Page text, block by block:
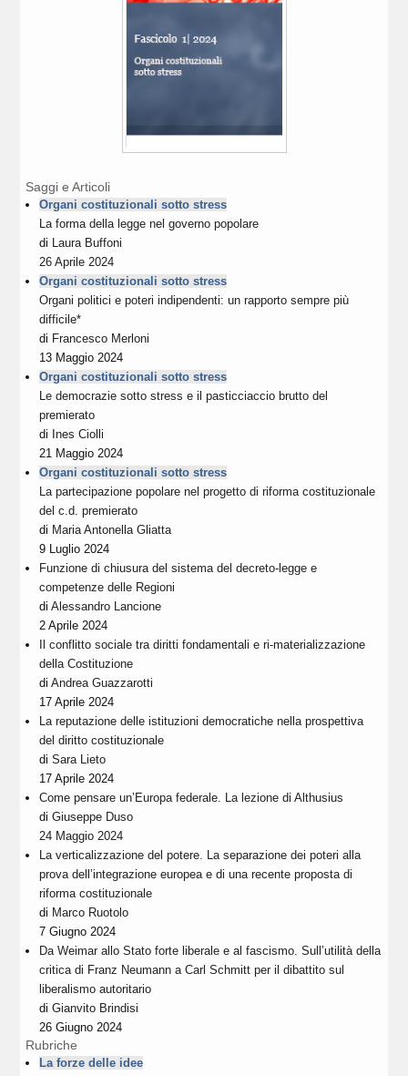
Saggi e Articoli
Organi costituzionali sotto stress
La forma della legge nel governo popolare
di Laura Buffoni
26 Aprile 2024
Organi costituzionali sotto stress
Organi politici e poteri indipendenti: un rapporto sempre più
difficile*
di Francesco Merloni
13 Maggio 2024
Organi costituzionali sotto stress
Le democrazie sotto stress e il pasticciaccio brutto del
premierato
di Ines Ciolli
21 Maggio 2024
Organi costituzionali sotto stress
La partecipazione popolare nel progetto di riforma costituzionale
del c.d. premierato
di Maria Antonella Gliatta
9 Luglio 2024
Funzione di chiusura del sistema del decreto-legge e
competenze delle Regioni
diAlessandro Lancione
2 Aprile 2024
Il conflitto sociale tra diritti fondamentali e ri-materializzazione
della Costituzione
diAndrea Guazzarotti
17 Aprile 2024
La reputazione delle istituzioni democratiche nella prospettiva
del diritto costituzionale
diSara Lieto
17 Aprile 2024
Come pensare un’Europa federale. La lezione di Althusius
diGiuseppe Duso
24 Maggio 2024
La verticalizzazione del potere. La separazione dei poteri alla
prova dell’integrazione europea e di una recente proposta di
riforma costituzionale
di Marco Ruotolo
7 Giugno 2024
Da Weimar allo Stato forte liberale e al fascismo. Sull’utilità della
critica di Franz Neumann a Carl Schmitt per il dibattito sul
liberalismo autoritario
diGianvito Brindisi
26 Giugno 2024
Rubriche
La forze delle idee